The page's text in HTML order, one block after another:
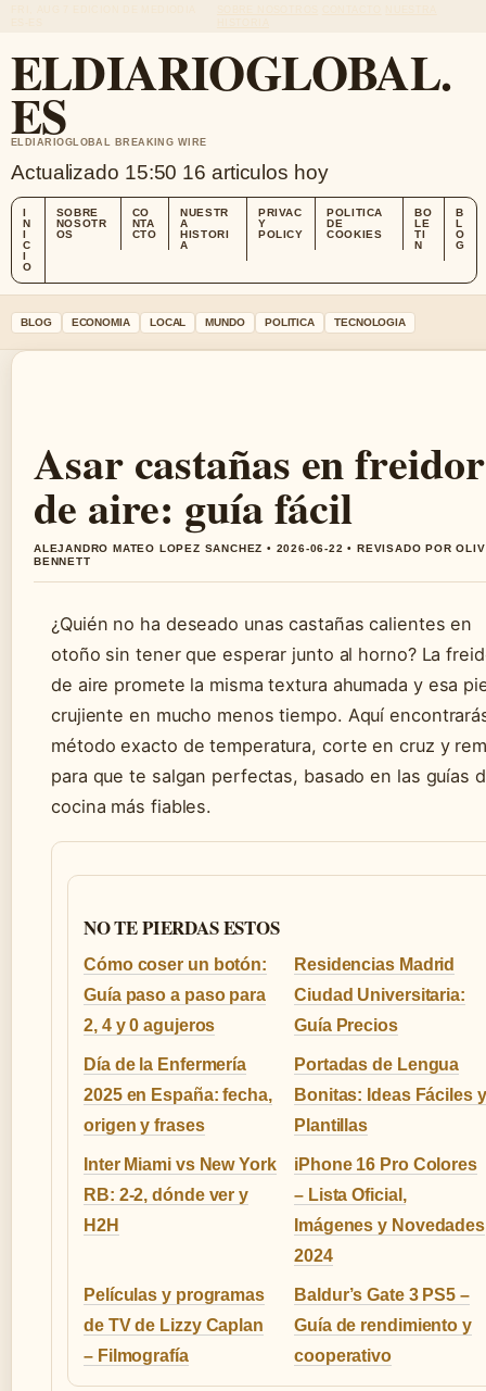
ELDIARIOGLOBAL.
ES
ELDIARIOGLOBAL BREAKING WIRE
Actualizado 15:50 16 articulos hoy
I
N
I
C
I
O
SOBRE
NOSOTR
OS
CO
NTA
CTO
NUESTR
A
HISTORI
A
PRIVAC
Y
POLICY
POLITICA
DE
COOKIES
BO
LE
TI
N
B
L
O
G
BLOG ECONOMIA LOCAL MUNDO POLITICA TECNOLOGIA
Asar castañas en
de aire: guía fácil
ALEJANDRO MATEO LOPEZ SANCHEZ • 2026-06-22 • REVISADO POR
BENNETT
¿Quién no ha deseado unas castañas calientes en
otoño sin tener que esperar junto al horno? La
de aire promete la misma textura ahumada y esa
crujiente en mucho menos tiempo. Aquí
método exacto de temperatura, corte en cruz y
para que te salgan perfectas, basado en las guías
cocina más fiables.
NO TE PIERDAS ESTOS
Cómo coser un botón:
Guía paso a paso para
2, 4 y 0 agujeros
Residencias Madrid
Ciudad Universitaria:
Guía Precios
Día de la Enfermería
2025 en España: fecha,
origen y frases
Portadas de Lengua
Bonitas: Ideas Fáciles y
Plantillas
Inter Miami vs New York
RB: 2-2, dónde ver y
H2H
iPhone 16 Pro Colores
– Lista Oficial,
Imágenes y Novedades
2024
Películas y programas
de TV de Lizzy Caplan
– Filmografía
Baldur’s Gate 3 PS5 –
Guía de rendimiento y
cooperativo